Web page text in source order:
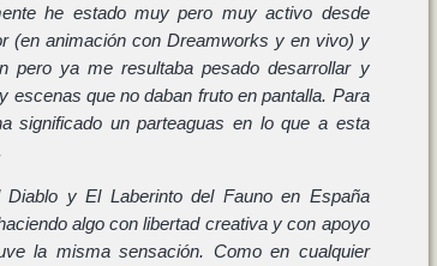
he estado muy pero muy activo desde
(en animación con Dreamworks y en vivo) y
pero ya me resultaba pesado desarrollar y
escenas que no daban fruto en pantalla. Para
significado un parteaguas en lo que a esta
y El Laberinto del Fauno en España
algo con libertad creativa y con apoyo
la misma sensación. Como en cualquier